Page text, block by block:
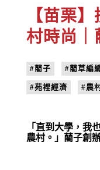
【苗栗
村時尚｜
#藺子 #藺草編
#苑裡經濟 #農
「直到大學，我
農村。」藺子創